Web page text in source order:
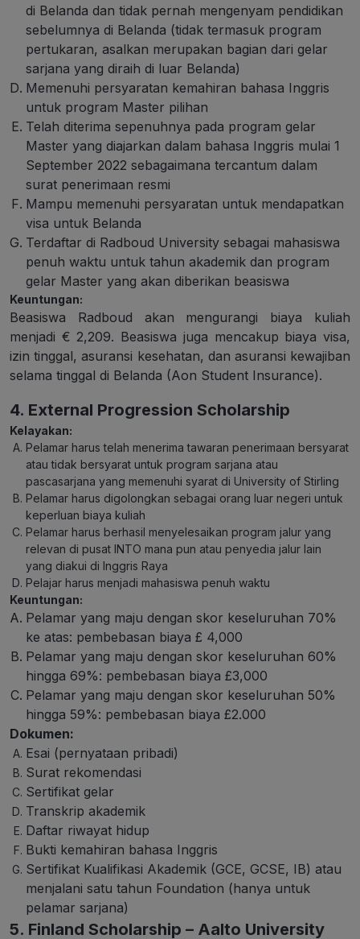
di Belanda dan tidak pernah mengenyam pendidikan
sebelumnya di Belanda (tidak termasuk program
pertukaran, asalkan merupakan bagian dari gelar
sarjana yang diraih di luar Belanda)
Memenuhi persyaratan kemahiran bahasa Inggris
untuk program Master pilihan
Telah diterima sepenuhnya pada program gelar
Master yang diajarkan dalam bahasa Inggris mulai 1
September 2022 sebagaimana tercantum dalam
surat penerimaan resmi
Mampu memenuhi persyaratan untuk mendapatkan
visa untuk Belanda
Terdaftar di Radboud University sebagai mahasiswa
penuh waktu untuk tahun akademik dan program
gelar Master yang akan diberikan beasiswa
Keuntungan:
Beasiswa Radboud akan mengurangi biaya kuliah
menjadi € 2,209. Beasiswa juga mencakup biaya visa,
izin tinggal, asuransi kesehatan, dan asuransi kewajiban
selama tinggal di Belanda (Aon Student Insurance).
4. External Progression Scholarship
Kelayakan:
Pelamar harus telah menerima tawaran penerimaan bersyarat
atau tidak bersyarat untuk program sarjana atau
pascasarjana yang memenuhi syarat di University of Stirling
Pelamar harus digolongkan sebagai orang luar negeri untuk
keperluan biaya kuliah
Pelamar harus berhasil menyelesaikan program jalur yang
relevan di pusat INTO mana pun atau penyedia jalur lain
yang diakui di Inggris Raya
Pelajar harus menjadi mahasiswa penuh waktu
Keuntungan:
Pelamar yang maju dengan skor keseluruhan 70%
ke atas: pembebasan biaya £ 4,000
Pelamar yang maju dengan skor keseluruhan 60%
hingga 69%: pembebasan biaya £3,000
Pelamar yang maju dengan skor keseluruhan 50%
hingga 59%: pembebasan biaya £2.000
Dokumen:
Esai (pernyataan pribadi)
Surat rekomendasi
Sertifikat gelar
Transkrip akademik
Daftar riwayat hidup
Bukti kemahiran bahasa Inggris
Sertifikat Kualifikasi Akademik (GCE, GCSE, IB) atau
menjalani satu tahun Foundation (hanya untuk
pelamar sarjana)
5. Finland Scholarship – Aalto University